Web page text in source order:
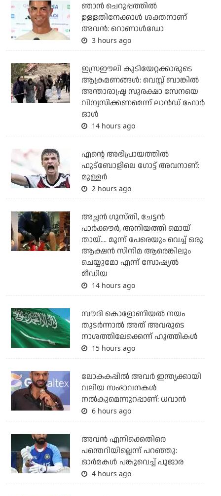
ഞാന്‍ ചെറുപ്പത്തില്‍
ഉള്ളതിനേക്കാള്‍ ശക്തനാണ്
അവന്‍: റൊണാള്‍ഡോ
3 hours ago
ഇസ്രഈലി കുടിയേറ്റക്കാരുടെ
ആക്രമണങ്ങള്‍: വെസ്റ്റ് ബാങ്കില്‍
അന്താരാഷ്ട്ര സുരക്ഷാ സേനയെ
വിന്യസിക്കണമെന്ന് ലാന്‍ഡ് ഫോര്‍
ഓള്‍
14 hours ago
എന്റെ അഭിപ്രായത്തില്‍
ഫുട്‌ബോളിലെ ഗോട്ട് അവനാണ്:
മുള്ളര്‍
2 hours ago
അച്ഛന്‍ ഗുസ്തി, ചേട്ടന്‍
പാര്‍ക്കൗര്‍, അനിയത്തി മൊയ്
തായ്.... മൂന്ന് പേരെയും വെച്ച് ഒരു
ആക്ഷന്‍ സിനിമ ആരെങ്കിലും
ചെയ്യുമോ എന്ന് സോഷ്യല്‍
മീഡിയ
14 hours ago
സൗദി കൊളോണിയല്‍ നയം
തുടര്‍ന്നാല്‍ അത് അവരുടെ
നാശത്തിലേക്കെന്ന് ഹൂത്തികള്‍
15 hours ago
ലോകകപ്പിൽ അവര്‍ ഇന്ത്യക്കായി
വലിയ സംഭാവനകള്‍
നല്‍കുമെന്നുറപ്പാണ്: ധവാന്‍
6 hours ago
അവന്‍ എനിക്കെതിരെ
പന്തെറിയില്ലെന്ന് പറഞ്ഞു:
ഓര്‍മകള്‍ പങ്കുവെച്ച് പൂജാര
4 hours ago